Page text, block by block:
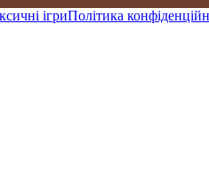
ігриПолітика